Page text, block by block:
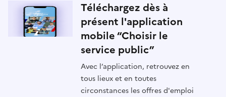
Téléchargez dès à
présent l'application
mobile “Choisir le
service public”
Avec l’application, retrouvez en
tous lieux et en toutes
circonstances les offres d'emploi